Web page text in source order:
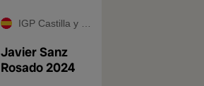
IGP Castilla y León
Javier Sanz
Rosado 2024